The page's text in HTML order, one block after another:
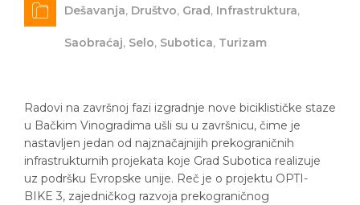
Dešavanja, Društvo, Grad, Infrastruktura,
Saobraćaj, Selo, Subotica, Turizam
Radovi na završnoj fazi izgradnje nove biciklističke staze
u Bačkim Vinogradima ušli su u završnicu, čime je
nastavljen jedan od najznačajnijih prekograničnih
infrastrukturnih projekata koje Grad Subotica realizuje
uz podršku Evropske unije. Reč je o projektu OPTI-
BIKE 3, zajedničkog razvoja prekograničnog